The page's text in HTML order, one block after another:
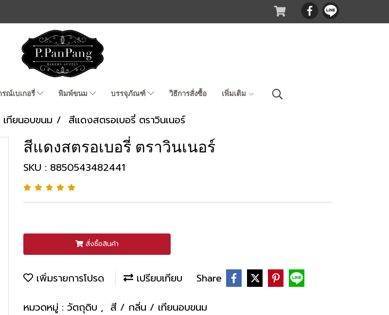
รณ์เบเกอรี่ พิมพ์ขนม บรรจุภัณฑ์ วิธีการสั่งซื้อ เพิ่มเติม
ทียนอบขนม สีแดงสตรอเบอรี่ ตราวินเนอร์
สีแดงสตรอเบอรี่ ตราวินเนอร์
SKU : 8850543482441
สั่งซื้อสินค้า
เพิ่มรายการโปรด เปรียบเทียบ Share
หมวดหมู่ : วัตถุดิบ , สี / กลิ่น / เทียนอบขนม